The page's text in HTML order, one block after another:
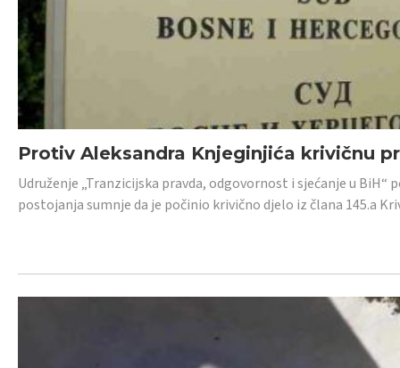
Protiv Aleksandra Knjeginjića krivičnu
Udruženje „Tranzicijska pravda, odgovornost i sjećanje u
postojanja sumnje da je počinio krivično djelo iz člana 145.a